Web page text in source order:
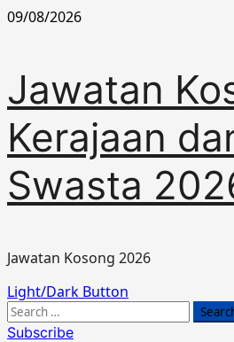
Skip
09/08/2026
Jawatan
Kerajaan
Swasta
Jawatan Kosong 2026
Primary
Menu
Light/Dark Button
Search
for:
Subscribe